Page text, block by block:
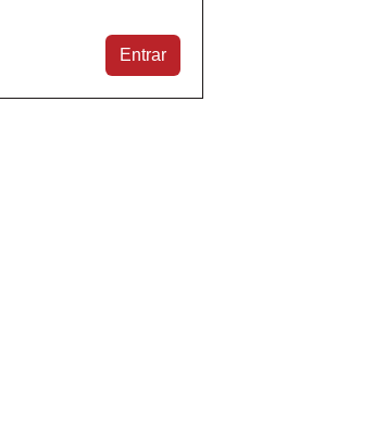
Entrar